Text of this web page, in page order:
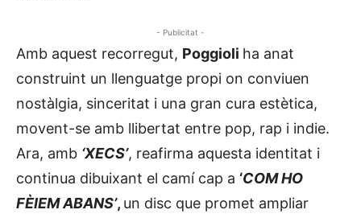
- Publicitat -
Amb aquest recorregut, Poggioli ha anat
construint un llenguatge propi on conviuen
nostàlgia, sinceritat i una gran cura estètica,
movent-se amb llibertat entre pop, rap i indie.
Ara, amb ‘XECS’, reafirma aquesta identitat i
continua dibuixant el camí cap a ‘COM HO
FÈIEM ABANS’, un disc que promet ampliar